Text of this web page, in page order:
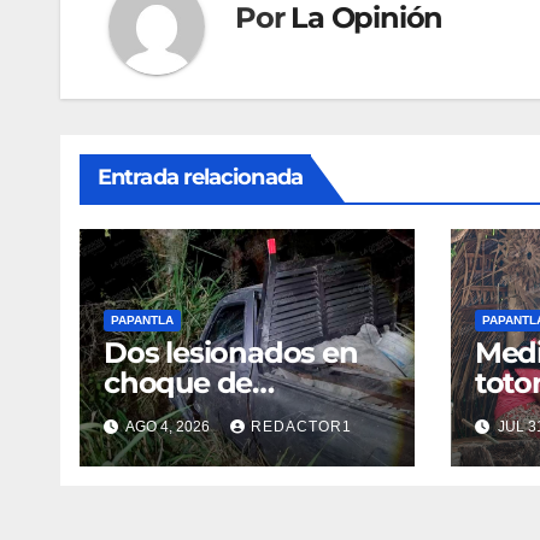
Por La Opinión
Entrada relacionada
PAPANTLA
Dos lesionados en
choque de
camionetas
AGO 4, 2026 REDACTOR1 JUL